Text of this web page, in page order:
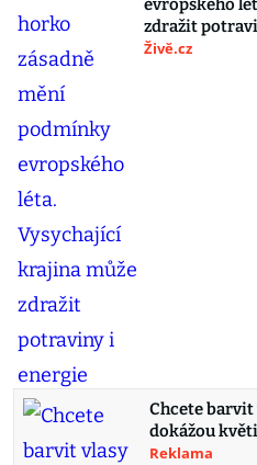
evropského
zdražit
Živě.cz
Chcete barvit
dokážou
Reklama